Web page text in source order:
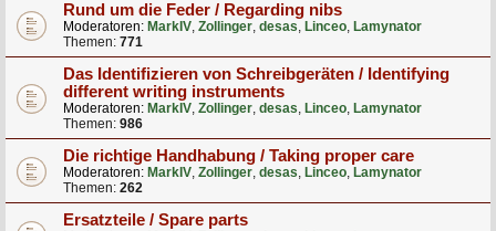
Rund um die Feder / Regarding nibs
Moderatoren: MarkIV, Zollinger, desas, Linceo, Lamynator
Themen: 771
Das Identifizieren von Schreibgeräten / Identifying
different writing instruments
Moderatoren: MarkIV, Zollinger, desas, Linceo, Lamynator
Themen: 986
Die richtige Handhabung / Taking proper care
Moderatoren: MarkIV, Zollinger, desas, Linceo, Lamynator
Themen: 262
Ersatzteile / Spare parts